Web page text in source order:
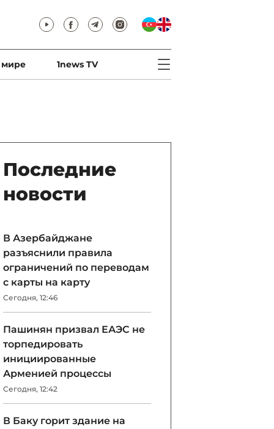
мире 1news TV
Последние
новости
В Азербайджане
разъяснили правила
ограничений по переводам
с карты на карту
Сегодня, 12:46
Пашинян призвал ЕАЭС не
торпедировать
инициированные
Арменией процессы
Сегодня, 12:42
В Баку горит здание на